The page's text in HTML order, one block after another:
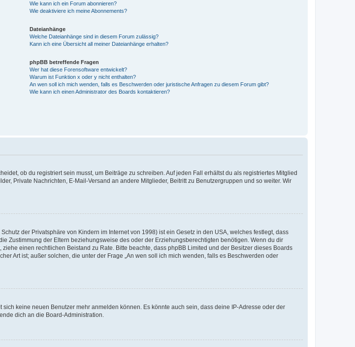
Wie kann ich ein Forum abonnieren?
Wie deaktiviere ich meine Abonnements?
Dateianhänge
Welche Dateianhänge sind in diesem Forum zulässig?
Kann ich eine Übersicht all meiner Dateianhänge erhalten?
phpBB betreffende Fragen
Wer hat diese Forensoftware entwickelt?
Warum ist Funktion x oder y nicht enthalten?
An wen soll ich mich wenden, falls es Beschwerden oder juristische Anfragen zu diesem Forum gibt?
Wie kann ich einen Administrator des Boards kontaktieren?
ob du registriert sein musst, um Beiträge zu schreiben. Auf jeden Fall erhältst du als registriertes Mitglied
Private Nachrichten, E-Mail-Versand an andere Mitglieder, Beitritt zu Benutzergruppen und so weiter. Wir
der Privatsphäre von Kindern im Internet von 1998) ist ein Gesetz in den USA, welches festlegt, dass
Zustimmung der Eltern beziehungsweise des oder der Erziehungsberechtigten benötigen. Wenn du dir
einen rechtlichen Beistand zu Rate. Bitte beachte, dass phpBB Limited und der Besitzer dieses Boards
Art ist; außer solchen, die unter der Frage „An wen soll ich mich wenden, falls es Beschwerden oder
keine neuen Benutzer mehr anmelden können. Es könnte auch sein, dass deine IP-Adresse oder der
dich an die Board-Administration.